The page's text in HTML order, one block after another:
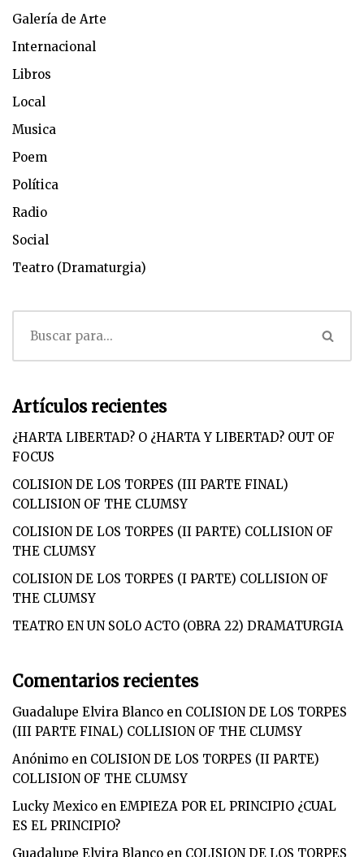
Galería de Arte
Internacional
Libros
Local
Musica
Poem
Política
Radio
Social
Teatro (Dramaturgia)
Artículos recientes
¿HARTA LIBERTAD? O ¿HARTA Y LIBERTAD? OUT OF
FOCUS
COLISION DE LOS TORPES (III PARTE FINAL)
COLLISION OF THE CLUMSY
COLISION DE LOS TORPES (II PARTE) COLLISION OF
THE CLUMSY
COLISION DE LOS TORPES (I PARTE) COLLISION OF
THE CLUMSY
TEATRO EN UN SOLO ACTO (OBRA 22) DRAMATURGIA
Comentarios recientes
Guadalupe Elvira Blanco en COLISION DE LOS TORPES
(III PARTE FINAL) COLLISION OF THE CLUMSY
Anónimo en COLISION DE LOS TORPES (II PARTE)
COLLISION OF THE CLUMSY
Lucky Mexico en EMPIEZA POR EL PRINCIPIO ¿CUAL
ES EL PRINCIPIO?
Guadalupe Elvira Blanco en COLISION DE LOS TORPES